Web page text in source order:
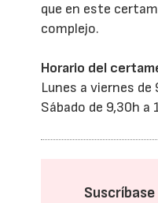
que en este
complejo.
Horario del
Lunes a viernes de
Sábado de 9,30h a